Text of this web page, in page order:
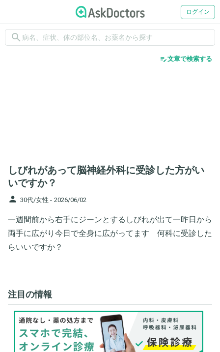
ログイン
search
edit_note文章で検索する
しびれがあって脳神経外科に受診した方がい
いですか？
person 30代/女性 - 2026/06/02
一週間前から右手にジーンとするしびれが出て一昨日から
両手に広がり今日で全身に広がってます 何科に受診した
らいいですか？
注目の情報